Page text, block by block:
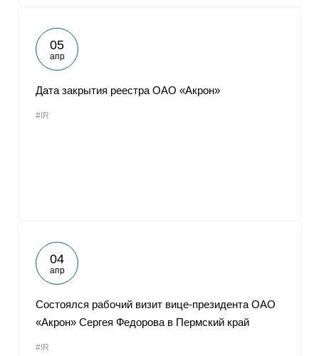
05
апр
Дата закрытия реестра ОАО «Акрон»
#IR
04
апр
Cостоялся рабочий визит вице-президента ОАО
«Акрон» Сергея Федорова в Пермский край
#IR